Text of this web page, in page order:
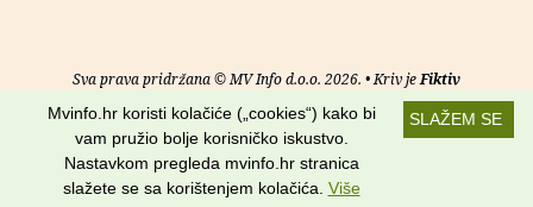
Sva prava pridržana © MV Info d.o.o. 2026. • Kriv jeFiktiv
Uvjeti korištenja RSS kanali
Potraži nas na:
SLAŽEM SE
Mvinfo.hr koristi kolačiće („cookies“) kako bi
vam pružio bolje korisničko iskustvo.
Nastavkom pregleda mvinfo.hr stranica
slažete se sa korištenjem kolačića. Više